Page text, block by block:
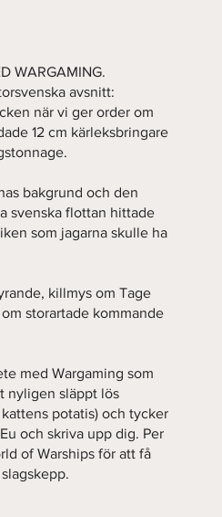
WARGAMING.
avsnitt:
när vi ger order om
12 cm kärleksbringare
bakgrund och den
svenska flottan hittade
som jagarna skulle ha
killmys om Tage
storartade kommande
med Wargaming som
nyligen släppt lös
potatis) och tycker
och skriva upp dig. Per
of Warships för att få